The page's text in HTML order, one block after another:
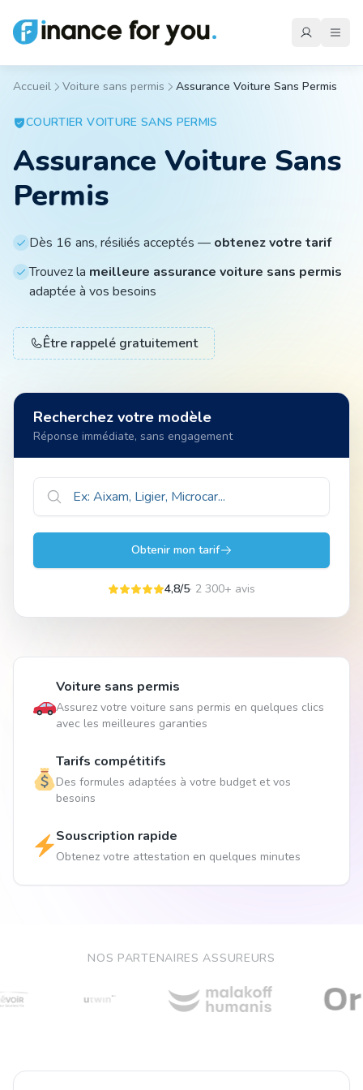
Emprunteur
Moto
Habitation
Animal
Pro
Accueil Voiture sans permis Assurance Voiture Sans Permis
COURTIERVOITURE SANS PERMIS
Assurance Voiture Sans
Permis
Dès 16 ans, résiliés acceptés — obtenez votre tarif
Trouvez la meilleure assurance voiture sans permis
adaptée à vos besoins
Être rappelé gratuitement
Recherchez votre modèle
Réponse immédiate, sans engagement
Obtenir mon tarif
4,8/5· 2 300+ avis
Voiture sans permis
Assurez votre voiture sans permis en quelques clics
avec les meilleures garanties
Tarifs compétitifs
Des formules adaptées à votre budget et vos
besoins
Souscription rapide
Obtenez votre attestation en quelques minutes
NOS PARTENAIRES ASSUREURS